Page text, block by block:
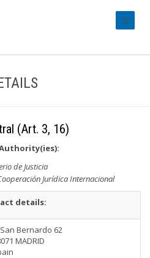
(Art. 3, 16)
de Justicia
Jurídica Internacional
details:
Bernardo 62
MADRID